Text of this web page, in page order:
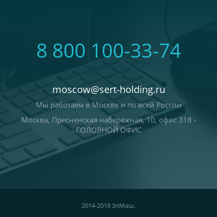
8 800 100-33-74
moscow@sert-holding.ru
Мы работаем в Москве и по всей России
Москва, Пресненская набережная, 10, офис 318 -
ГОЛОВНОЙ ОФИС
2014-2018 ЭлМаш.